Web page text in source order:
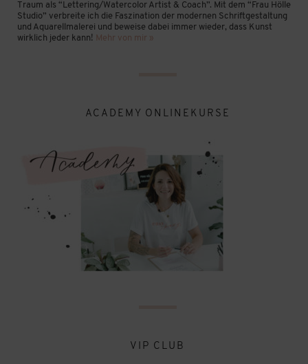
Traum als “Lettering/Watercolor Artist & Coach”. Mit dem “Frau Hölle
Studio” verbreite ich die Faszination der modernen Schriftgestaltung
und Aquarellmalerei und beweise dabei immer wieder, dass Kunst
wirklich jeder kann! Mehr von mir »
ACADEMY ONLINEKURSE
VIP CLUB